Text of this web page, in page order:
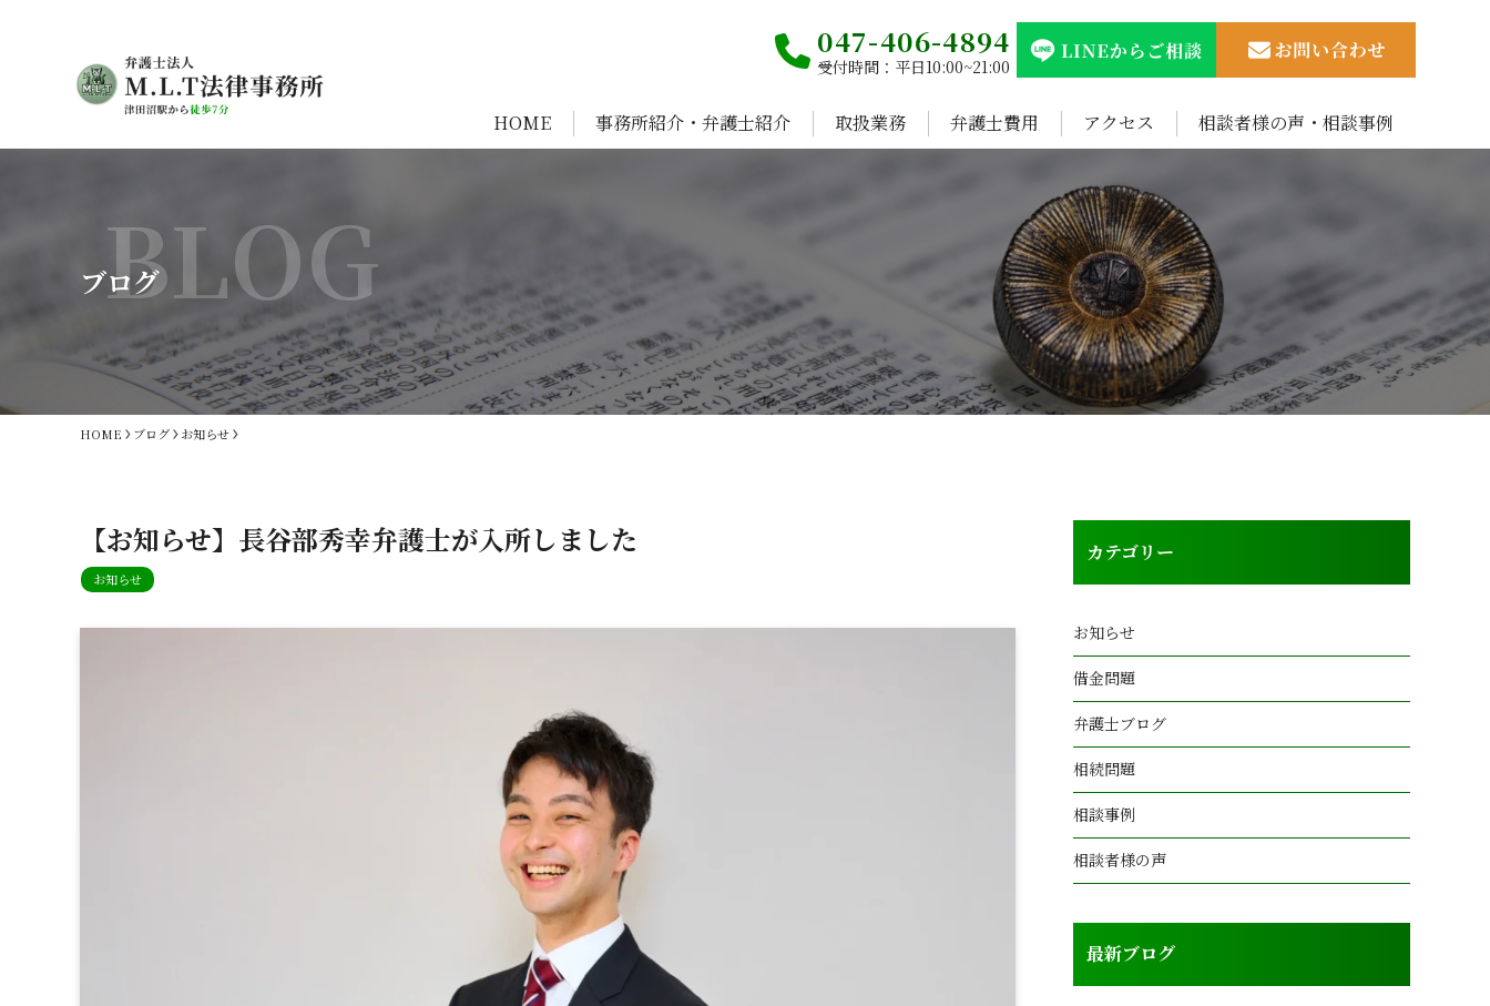
047-406-4894
受付時間：平日10:00~21:00
HOME 事務所紹介・弁護士紹介 取扱業務 弁護士費用 アクセス 相談者様の声・相談事例
ブログ
BLOG
HOME ブログ お知らせ
【お知らせ】長谷部秀幸弁護士が入所しました
お知らせ
カテゴリー
お知らせ
借金問題
弁護士ブログ
相続問題
相談事例
相談者様の声
最新ブログ